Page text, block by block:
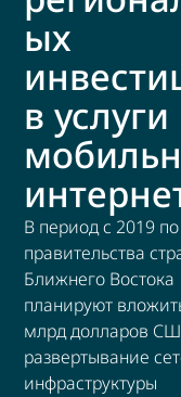
ых
в услуги
В период с 2019
правительства
Ближнего Востока
планируют
млрд долларов
развертывание
инфраструктуры